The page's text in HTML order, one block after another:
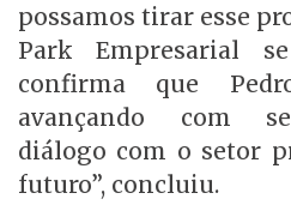
possamos tirar esse
Park Empresarial
confirma que
avançando com
diálogo com o setor
futuro”, concluiu.